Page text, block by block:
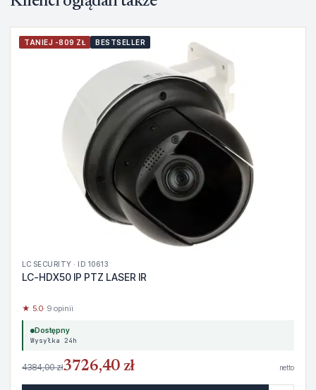
TANIEJ -809 ZŁ BESTSELLER
LC SECURITY · ID 10613
LC-HDX50 IP PTZ LASER IR
★ 5.0· 9 opinii
Dostępny
Wysyłka 24h
4384,00 zł3726,40 zł netto